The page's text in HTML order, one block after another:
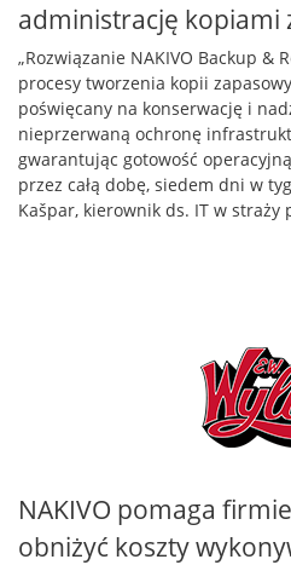
administrację kopiami
„Rozwiązanie NAKIVO Backup &
procesy tworzenia kopii
poświęcany na konserwację i
nieprzerwaną ochronę
gwarantując gotowość
przez całą dobę, siedem dni w
Kašpar, kierownik ds. IT w straży
NAKIVO pomaga
obniżyć koszty